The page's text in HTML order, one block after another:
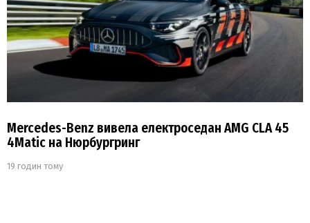
Mercedes-Benz вивела електроседан AMG CLA 45
4Matic на Нюрбургринг
19 годин тому